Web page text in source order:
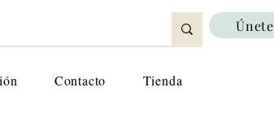
Únete
Contacto Tienda